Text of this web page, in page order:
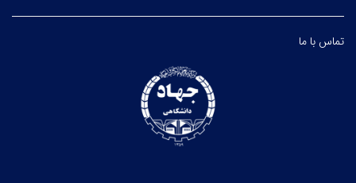
تماس با ما